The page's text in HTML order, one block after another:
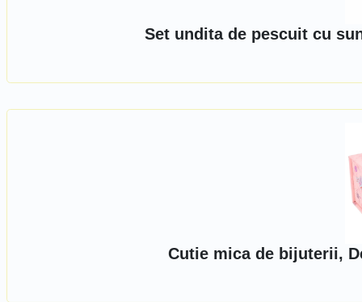
Set undita de pescuit cu
Cutie mica de bijuterii,